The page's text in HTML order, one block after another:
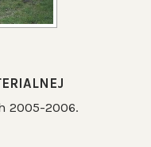
2005-2006.